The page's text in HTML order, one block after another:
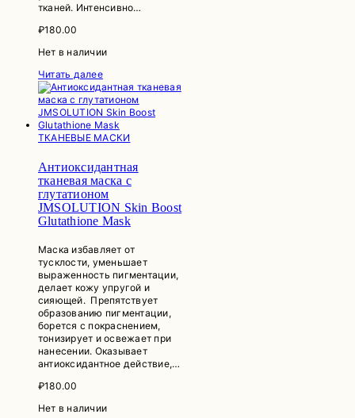
тканей. Интенсивно…
₽180.00
Нет в наличии
Читать далее
ТКАНЕВЫЕ МАСКИ
Антиоксидантная
тканевая маска с
глутатионом
JMSOLUTION Skin Boost
Glutathione Mask
Маска избавляет от
тусклости, уменьшает
выраженность пигментации,
делает кожу упругой и
сияющей. Препятствует
образованию пигментации,
борется с покраснением,
тонизирует и освежает при
нанесении. Оказывает
антиоксидантное действие,…
₽180.00
Нет в наличии